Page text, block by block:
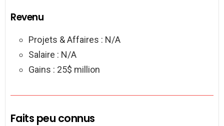
Revenu
Projets & Affaires : N/A
Salaire : N/A
Gains : 25$ million
Faits peu connus